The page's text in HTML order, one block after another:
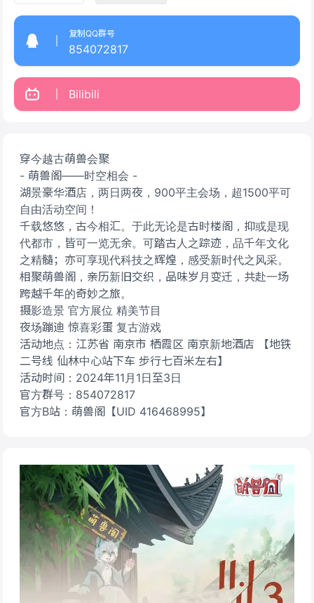
穿今越古萌兽会聚
- 萌兽阁——时空相会 -
湖景豪华酒店，两日两夜，900平主会场，超1500平可
自由活动空间！
千载悠悠，古今相汇。于此无论是古时楼阁，抑或是现
代都市，皆可一览无余。可踏古人之踪迹，品千年文化
之精髓；亦可享现代科技之辉煌，感受新时代之风采。
相聚萌兽阁，亲历新旧交织，品味岁月变迁，共赴一场
跨越千年的奇妙之旅。
摄影造景 官方展位 精美节目
夜场蹦迪 惊喜彩蛋 复古游戏
活动地点：江苏省 南京市 栖霞区 南京新地酒店 【地铁
二号线 仙林中心站下车 步行七百米左右】
活动时间：2024年11月1日至3日
官方群号：854072817
官方B站：萌兽阁【UID 416468995】
复制QQ群号
854072817
Bilibili